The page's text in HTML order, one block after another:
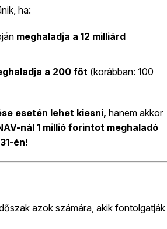
ha:
meghaladja a 12 milliárd
a 200 főt (korábban: 100
esetén lehet kiesni, hanem akkor
nál 1 millió forintot meghaladó
én!
azok számára, akik fontolgatják